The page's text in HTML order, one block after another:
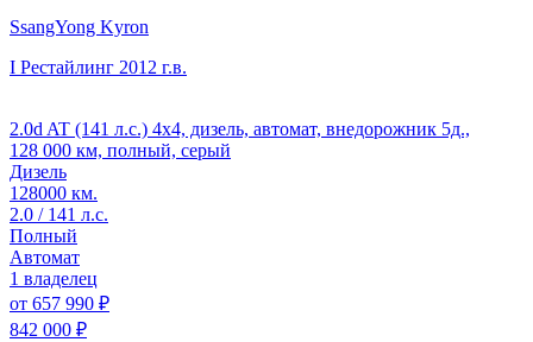
SsangYong Kyron
I Рестайлинг 2012 г.в.
2.0d AT (141 л.с.) 4x4, дизель, автомат, внедорожник 5д.,
128 000 км, полный, серый
Дизель
128000 км.
2.0 / 141 л.с.
Полный
Автомат
1 владелец
от 657 990 ₽
842 000 ₽